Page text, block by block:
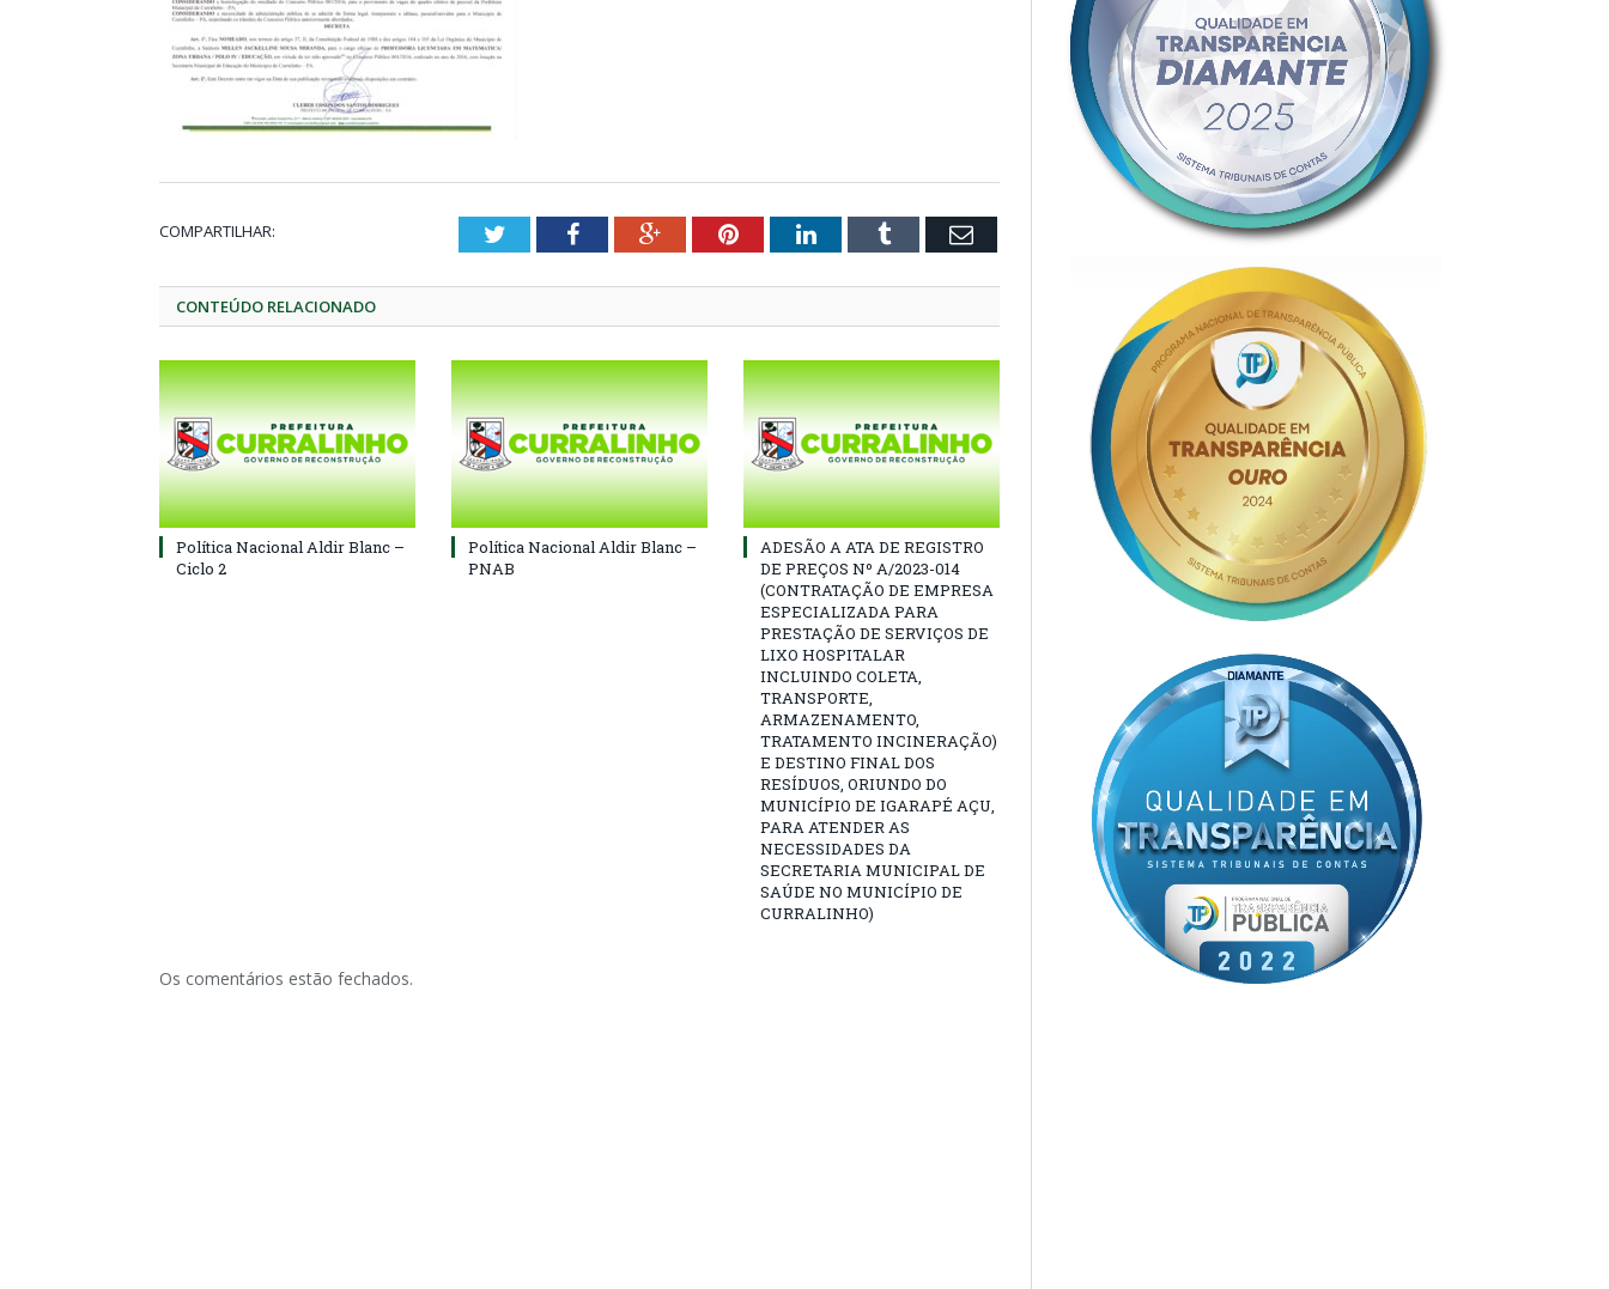
COMPARTILHAR: TwitterFacebookGoogle+PinterestLinkedInTumblr Email
CONTEÚDO RELACIONADO
Política Nacional Aldir Blanc –
Ciclo 2
Política Nacional Aldir Blanc –
PNAB
ADESÃO A ATA DE REGISTRO
DE PREÇOS Nº A/2023-014
(CONTRATAÇÃO DE EMPRESA
ESPECIALIZADA PARA
PRESTAÇÃO DE SERVIÇOS DE
LIXO HOSPITALAR
INCLUINDO COLETA,
TRANSPORTE,
ARMAZENAMENTO,
TRATAMENTO INCINERAÇÃO)
E DESTINO FINAL DOS
RESÍDUOS, ORIUNDO DO
MUNICÍPIO DE IGARAPÉ AÇU,
PARA ATENDER AS
NECESSIDADES DA
SECRETARIA MUNICIPAL DE
SAÚDE NO MUNICÍPIO DE
CURRALINHO)
Os comentários estão fechados.